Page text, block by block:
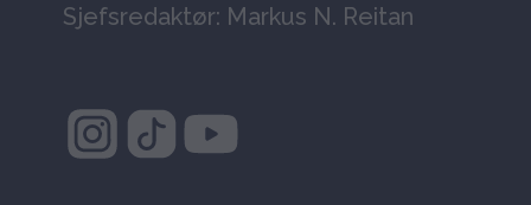
Sjefsredaktør: Markus N. Reitan